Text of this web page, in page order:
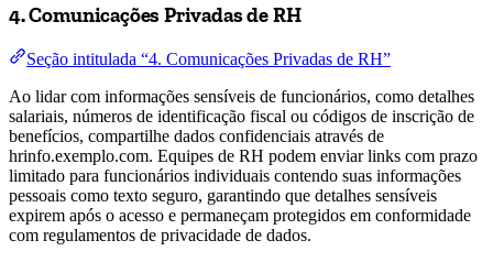
4. Comunicações Privadas de RH
Seção intitulada “4. Comunicações Privadas de RH”
Ao lidar com informações sensíveis de funcionários, como detalhes
salariais, números de identificação fiscal ou códigos de inscrição de
benefícios, compartilhe dados confidenciais através de
hrinfo.exemplo.com. Equipes de RH podem enviar links com prazo
limitado para funcionários individuais contendo suas informações
pessoais como texto seguro, garantindo que detalhes sensíveis
expirem após o acesso e permaneçam protegidos em conformidade
com regulamentos de privacidade de dados.